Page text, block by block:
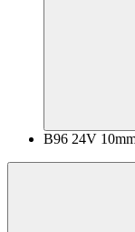
B96 24V